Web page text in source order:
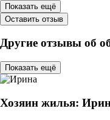
Показать ещё
Оставить отзыв
Другие отзывы об
Показать ещё
Хозяин жилья: